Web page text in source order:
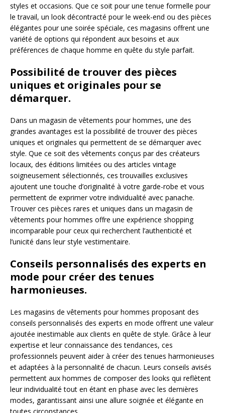
styles et occasions. Que ce soit pour une tenue formelle pour
le travail, un look décontracté pour le week-end ou des pièces
élégantes pour une soirée spéciale, ces magasins offrent une
variété de options qui répondent aux besoins et aux
préférences de chaque homme en quête du style parfait.
Possibilité de trouver des pièces
uniques et originales pour se
démarquer.
Dans un magasin de vêtements pour hommes, une des
grandes avantages est la possibilité de trouver des pièces
uniques et originales qui permettent de se démarquer avec
style. Que ce soit des vêtements conçus par des créateurs
locaux, des éditions limitées ou des articles vintage
soigneusement sélectionnés, ces trouvailles exclusives
ajoutent une touche d’originalité à votre garde-robe et vous
permettent de exprimer votre individualité avec panache.
Trouver ces pièces rares et uniques dans un magasin de
vêtements pour hommes offre une expérience shopping
incomparable pour ceux qui recherchent l’authenticité et
l’unicité dans leur style vestimentaire.
Conseils personnalisés des experts en
mode pour créer des tenues
harmonieuses.
Les magasins de vêtements pour hommes proposant des
conseils personnalisés des experts en mode offrent une valeur
ajoutée inestimable aux clients en quête de style. Grâce à leur
expertise et leur connaissance des tendances, ces
professionnels peuvent aider à créer des tenues harmonieuses
et adaptées à la personnalité de chacun. Leurs conseils avisés
permettent aux hommes de composer des looks qui reflètent
leur individualité tout en étant en phase avec les dernières
modes, garantissant ainsi une allure soignée et élégante en